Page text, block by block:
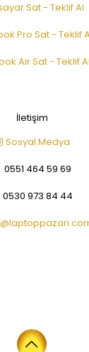
Sat - Teklif Al
Pro Sat - Teklif
Air Sat - Teklif Al
İletişim
Sosyal Medya
0551 464 59 69
0530 973 84 44